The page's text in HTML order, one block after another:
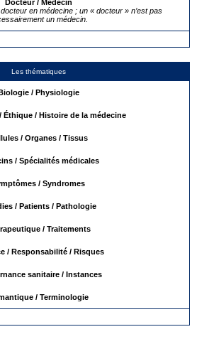
Docteur / Médecin
en médecine ; un « docteur » n’est pas
un médecin.
Les thématiques
/ Physiologie
Éthique / Histoire de la médecine
/ Organes / Tissus
/ Spécialités médicales
/ Syndromes
/ Patients / Pathologie
/ Traitements
/ Responsabilité / Risques
sanitaire / Instances
/ Terminologie